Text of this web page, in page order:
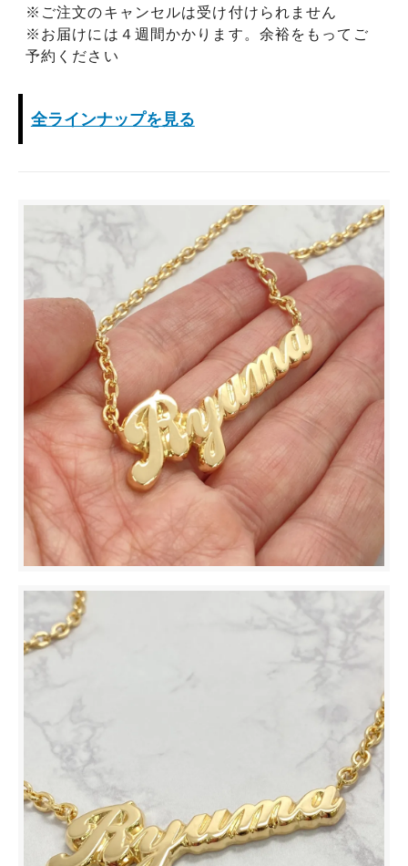
※ご注文のキャンセルは受け付けられません
※お届けには４週間かかります。余裕をもってご
予約ください
全ラインナップを見る